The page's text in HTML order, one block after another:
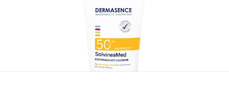
Produktbild SolvineaMed_Sonnenschutz-